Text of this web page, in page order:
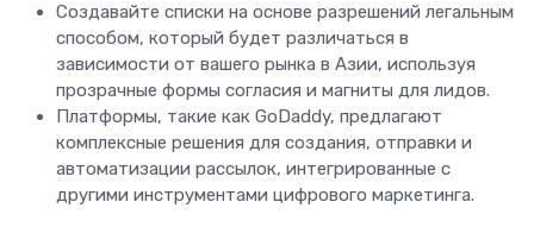
Создавайте списки на основе разрешений легальным
способом, который будет различаться в
зависимости от вашего рынка в Азии, используя
прозрачные формы согласия и магниты для лидов.
Платформы, такие как GoDaddy, предлагают
комплексные решения для создания, отправки и
автоматизации рассылок, интегрированные с
другими инструментами цифрового маркетинга.